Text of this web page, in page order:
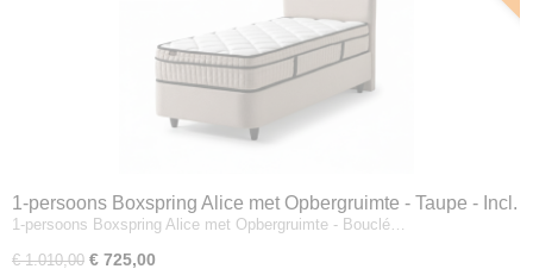
1-persoons Boxspring Alice met Opbergruimte - Taupe - Incl.
Matras
1-persoons Boxspring Alice met Opbergruimte - Bouclé…
€ 1.010,00 € 725,00